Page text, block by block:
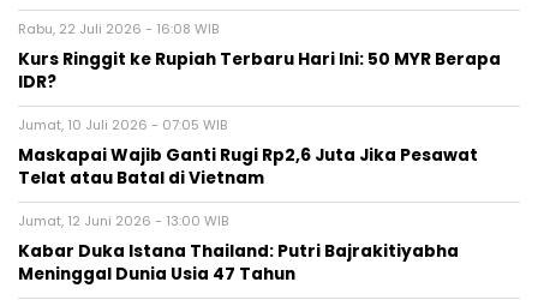
Rabu, 22 Juli 2026 - 16:08 WIB
Kurs Ringgit ke Rupiah Terbaru Hari Ini: 50 MYR Berapa
IDR?
Jumat, 10 Juli 2026 - 07:05 WIB
Maskapai Wajib Ganti Rugi Rp2,6 Juta Jika Pesawat
Telat atau Batal di Vietnam
Jumat, 12 Juni 2026 - 13:00 WIB
Kabar Duka Istana Thailand: Putri Bajrakitiyabha
Meninggal Dunia Usia 47 Tahun